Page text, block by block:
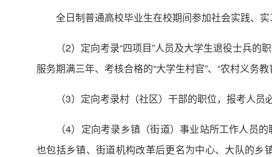
全日制普通高校毕业生在校期间参加社会实践、
（2）定向考录“四项目”人员及大学生退役士兵
服务期满三年、考核合格的“大学生村官”、“农村义务
（3）定向考录村（社区）干部的职位，报考人
（4）定向考录乡镇（街道）事业站所工作人员
也包括乡镇、街道机构改革后更名为中心、大队的